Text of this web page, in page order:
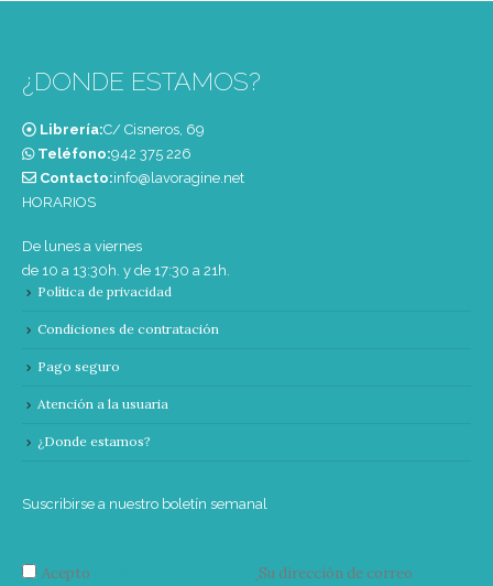
¿DONDE ESTAMOS?
Librería:C/ Cisneros, 69
Teléfono:‭942 375 226‬
Contacto:info@lavoragine.net
HORARIOS
De lunes a viernes
de 10 a 13:30h. y de 17:30 a 21h.
Política de privacidad
Condiciones de contratación
Pago seguro
Atención a la usuaria
¿Donde estamos?
Suscribirse a nuestro boletín semanal
Acepto
Su dirección de correo